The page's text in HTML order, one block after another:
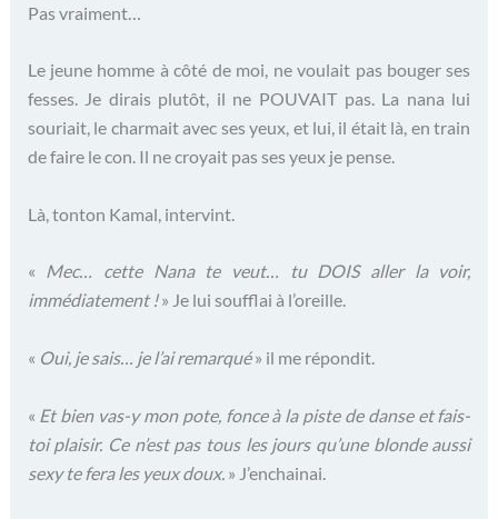
Pas vraiment…
Le jeune homme à côté de moi, ne voulait pas bouger ses
fesses. Je dirais plutôt, il ne POUVAIT pas. La nana lui
souriait, le charmait avec ses yeux, et lui, il était là, en train
de faire le con. Il ne croyait pas ses yeux je pense.
Là, tonton Kamal, intervint.
« Mec… cette Nana te veut… tu DOIS aller la voir,
immédiatement !» Je lui soufflai à l’oreille.
« Oui, je sais… je l’ai remarqué» il me répondit.
« Et bien vas-y mon pote, fonce à la piste de danse et fais-
toi plaisir. Ce n’est pas tous les jours qu’une blonde aussi
sexy te fera les yeux doux. » J’enchainai.